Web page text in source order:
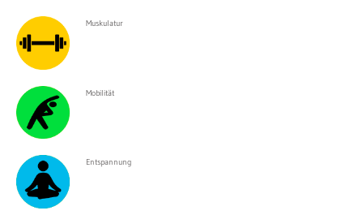
Muskulatur
Mobilität
Entspannung